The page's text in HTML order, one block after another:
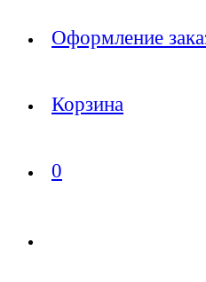
Оформление
Корзина
0